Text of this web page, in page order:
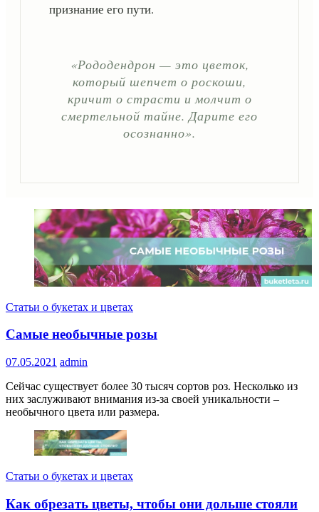
признание его пути.
«Рододендрон — это цветок,
который шепчет о роскоши,
кричит о страсти и молчит о
смертельной тайне. Дарите его
осознанно».
Статьи о букетах и цветах
Самые необычные розы
07.05.2021 admin
Сейчас существует более 30 тысяч сортов роз. Несколько из
них заслуживают внимания из-за своей уникальности –
необычного цвета или размера.
Статьи о букетах и цветах
Как обрезать цветы, чтобы они дольше стояли